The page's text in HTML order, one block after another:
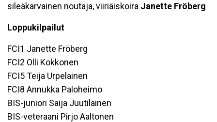
sileäkarvainen noutaja, viiriäiskoira Janette Fröberg
Loppukilpailut
FCI1 Janette Fröberg
FCI2 Olli Kokkonen
FCI5 Teija Urpelainen
FCI8 Annukka Paloheimo
BIS-juniori Saija Juutilainen
BIS-veteraani Pirjo Aaltonen